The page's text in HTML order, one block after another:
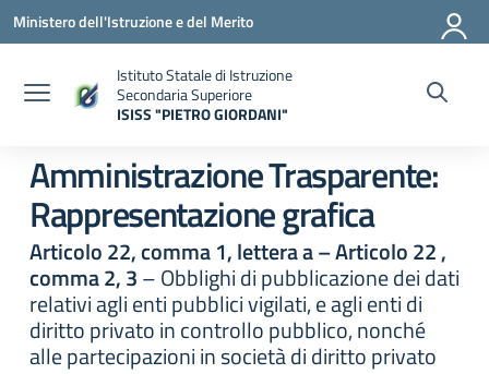
Vai ai contenuti
Vai al menu di navigazione
Vai al footer
Ministero dell'Istruzione e del Merito
Istituto Statale di Istruzione
Secondaria Superiore
ISISS "PIETRO GIORDANI"
Amministrazione Trasparente:
Rappresentazione grafica
Articolo 22, comma 1, lettera a – Articolo 22 ,
comma 2, 3– Obblighi di pubblicazione dei dati
relativi agli enti pubblici vigilati, e agli enti di
diritto privato in controllo pubblico, nonché
alle partecipazioni in società di diritto privato